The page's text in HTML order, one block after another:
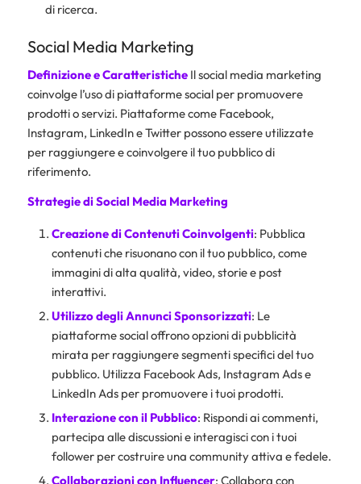
di ricerca.
Social Media Marketing
Definizione e CaratteristicheIl social media marketing
coinvolge l’uso di piattaforme social per promuovere
prodotti o servizi. Piattaforme come Facebook,
Instagram, LinkedIn e Twitter possono essere utilizzate
per raggiungere e coinvolgere il tuo pubblico di
riferimento.
Strategie di Social Media Marketing
Creazione di Contenuti Coinvolgenti: Pubblica
contenuti che risuonano con il tuo pubblico, come
immagini di alta qualità, video, storie e post
interattivi.
Utilizzo degli Annunci Sponsorizzati: Le
piattaforme social offrono opzioni di pubblicità
mirata per raggiungere segmenti specifici del tuo
pubblico. Utilizza Facebook Ads, Instagram Ads e
LinkedIn Ads per promuovere i tuoi prodotti.
Interazione con il Pubblico: Rispondi ai commenti,
partecipa alle discussioni e interagisci con i tuoi
follower per costruire una community attiva e fedele.
Collaborazioni con Influencer: Collabora con